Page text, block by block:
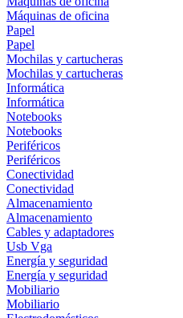
Máquinas de oficina
Papel
Papel
Mochilas y cartucheras
Mochilas y cartucheras
Informática
Informática
Notebooks
Notebooks
Periféricos
Periféricos
Conectividad
Conectividad
Almacenamiento
Almacenamiento
Cables y adaptadores
Usb Vga
Energía y seguridad
Energía y seguridad
Mobiliario
Mobiliario